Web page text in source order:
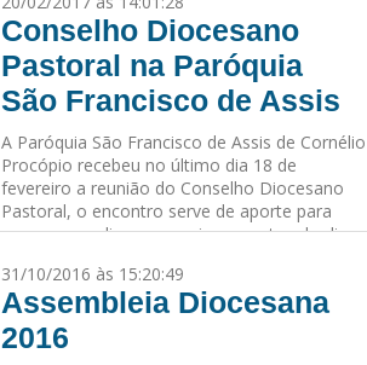
Conselho Diocesano
Pastoral na Paróquia
São Francisco de Assis
A Paróquia São Francisco de Assis de Cornélio
Procópio recebeu no último dia 18 de
fevereiro a reunião do Conselho Diocesano
Pastoral, o encontro serve de aporte para
preparar, avaliar, e organizar eventos do dia a
31/10/2016 às 15:20:49
Assembleia Diocesana
2016